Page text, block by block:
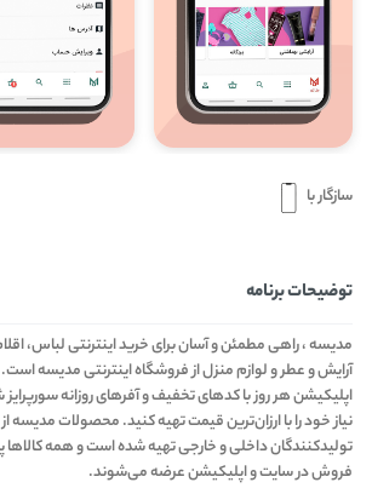
سازگار با
توضیحات برنامه
مدیسه ، راهی مطمئن و آسان برای خرید اینترنتی لباس،
آرایش و عطر و لوازم منزل از فروشگاه اینترنتی مدیسه
اپلیکیشن هر روز با کدهای تخفیف و آفرهای روزانه
نیاز خود را با ارزان‌ترین قیمت تهیه کنید. محصولات مدیسه
تولیدکنندگان داخلی و خارجی تهیه شده است و همه کالاها
فروش در سایت و اپلیکیشن عرضه می‌شوند.